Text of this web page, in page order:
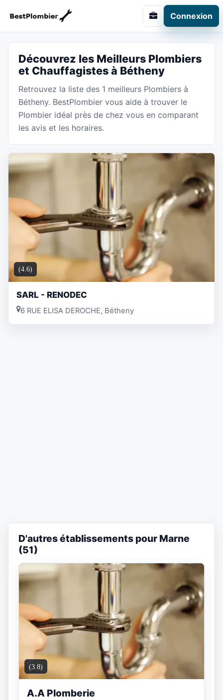
Connexion
Découvrez les Meilleurs Plombiers
et Chauffagistes à Bétheny
Retrouvez la liste des 1 meilleurs Plombiers à
Bétheny. BestPlombier vous aide à trouver le
Plombier idéal près de chez vous en comparant
les avis et les horaires.
(4.6)
SARL - RENODEC
6 RUE ELISA DEROCHE, Bétheny
D'autres établissements pour Marne
(51)
(3.8)
A.A Plomberie